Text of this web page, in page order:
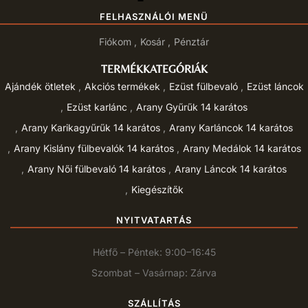
FELHASZNÁLÓI MENÜ
Fiókom Kosár Pénztár
TERMÉKKATEGÓRIÁK
Ajándék ötletek Akciós termékek Ezüst fülbevaló
Ezüst láncok
Ezüst karlánc
Arany Gyűrűk 14 karátos
Arany Karikagyűrűk 14 karátos
Arany Karláncok 14 karátos
Arany Kislány fülbevalók 14 karátos
Arany Medálok 14 karátos
Arany Női fülbevaló 14 karátos
Arany Láncok 14 karátos
Kiegészítők
NYITVATARTÁS
Hétfő – Péntek: 9:00–16:45
Szombat – Vasárnap: Zárva
SZÁLLÍTÁS